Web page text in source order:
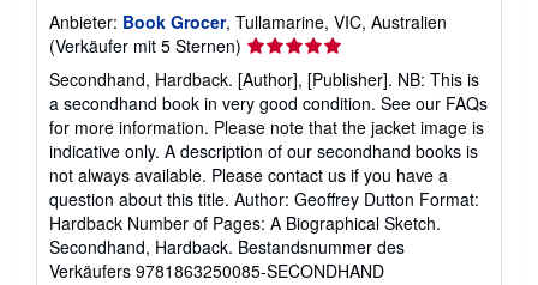
Anbieter: Book Grocer, Tullamarine, VIC, Australien
(Verkäufer mit 5 Sternen) Verkäuferbewertung
5
von
5
Sternen
Secondhand, Hardback. [Author], [Publisher]. NB: This is
a secondhand book in very good condition. See our FAQs
for more information. Please note that the jacket image is
indicative only. A description of our secondhand books is
not always available. Please contact us if you have a
question about this title. Author: Geoffrey Dutton Format:
Hardback Number of Pages: A Biographical Sketch.
Secondhand, Hardback. Bestandsnummer des
Verkäufers 9781863250085-SECONDHAND